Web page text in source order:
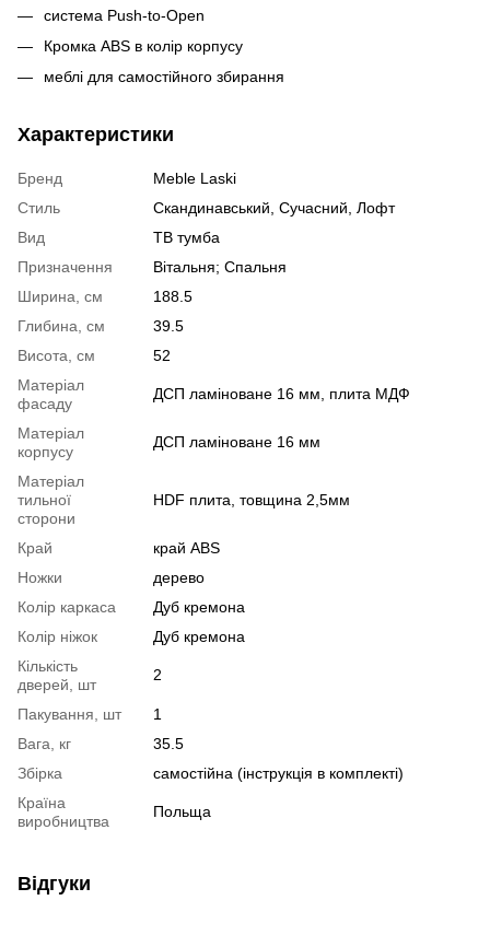
система Push-to-Open
Кромка ABS в колір корпусу
меблі для самостійного збирання
Характеристики
Бренд
Meble Laski
Стиль
Скандинавський, Сучасний, Лофт
Вид
ТВ тумба
Призначення
Вітальня; Спальня
Ширина, см
188.5
Глибина, см
39.5
Висота, см
52
Матеріал
фасаду
ДСП ламіноване 16 мм, плита МДФ
Матеріал
корпусу
ДСП ламіноване 16 мм
Матеріал
тильної
сторони
HDF плита, товщина 2,5мм
Край
край ABS
Ножки
дерево
Колір каркаса
Дуб кремона
Колір ніжок
Дуб кремона
Кількість
дверей, шт
2
Пакування, шт
1
Вага, кг
35.5
Збірка
самостійна (інструкція в комплекті)
Країна
виробництва
Польща
Відгуки